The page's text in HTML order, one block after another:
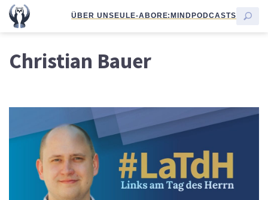
ÜBER UNSEULE-ABORE:MINDPODCASTS
Christian Bauer